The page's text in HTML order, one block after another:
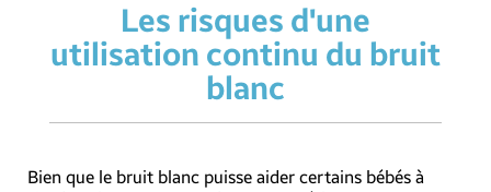
Les risques d'une
utilisation continu du bruit
blanc
Bien que le bruit blanc puisse aider certains bébés à